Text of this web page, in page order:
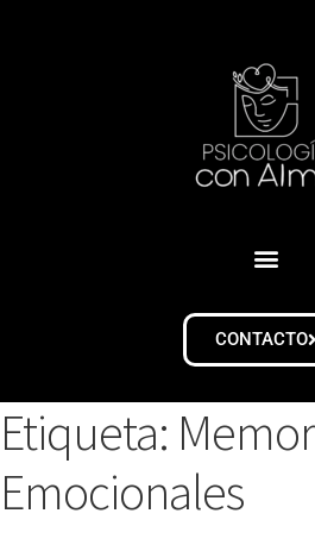
CONTACTO
Etiqueta:
Emocionales